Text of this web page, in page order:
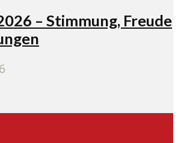
– Stimmung, Freude